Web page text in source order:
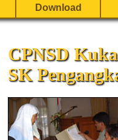
Download
CPNSD
SK